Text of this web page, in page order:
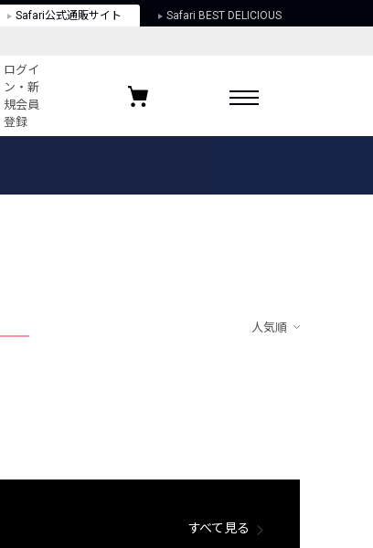
Safari公式通販サイト Safari BEST DELICIOUS
ログイ
ン・新
規会員
登録
お気に入りブランド
人気順
すべて見る